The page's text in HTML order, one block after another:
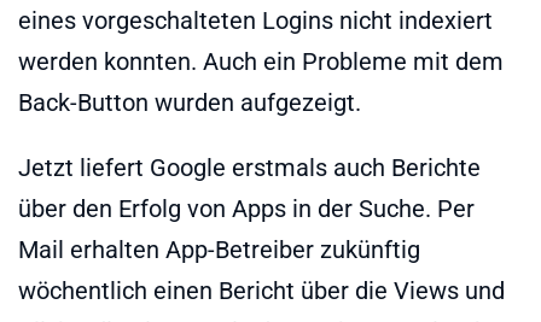
eines vorgeschalteten Logins nicht indexiert
werden konnten. Auch ein Probleme mit dem
Back-Button wurden aufgezeigt.
Jetzt liefert Google erstmals auch Berichte
über den Erfolg von Apps in der Suche. Per
Mail erhalten App-Betreiber zukünftig
wöchentlich einen Bericht über die Views und